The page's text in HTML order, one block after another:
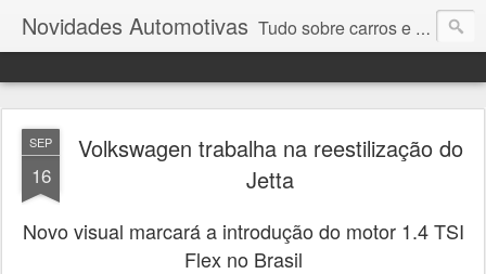
Novidades Automotivas Tudo sobre carros e motores
SEP
16
Volkswagen trabalha na reestilização do
Jetta
Novo visual marcará a introdução do motor 1.4 TSI
Flex no Brasil